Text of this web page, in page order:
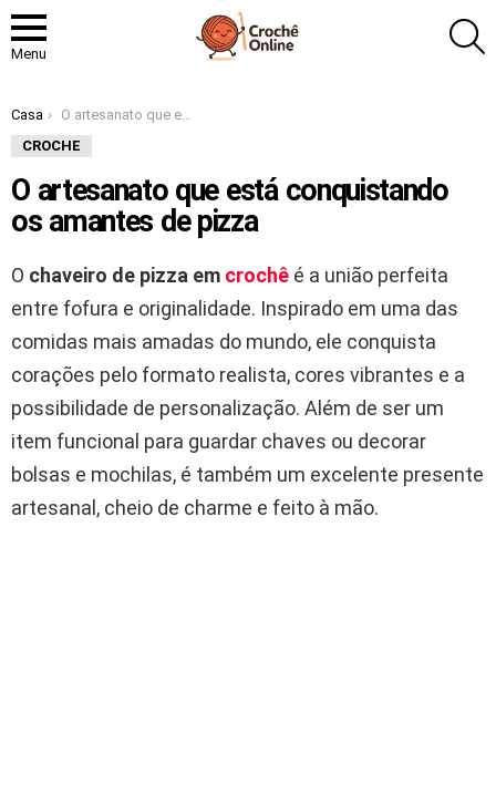
Menu
Você está aqui:
Casa
O artesanato que está conquistando os amantes de pizza
CROCHE
O artesanato que está conquistando
os amantes de pizza
O chaveiro de pizza em crochê é a união perfeita
entre fofura e originalidade. Inspirado em uma das
comidas mais amadas do mundo, ele conquista
corações pelo formato realista, cores vibrantes e a
possibilidade de personalização. Além de ser um
item funcional para guardar chaves ou decorar
bolsas e mochilas, é também um excelente presente
artesanal, cheio de charme e feito à mão.